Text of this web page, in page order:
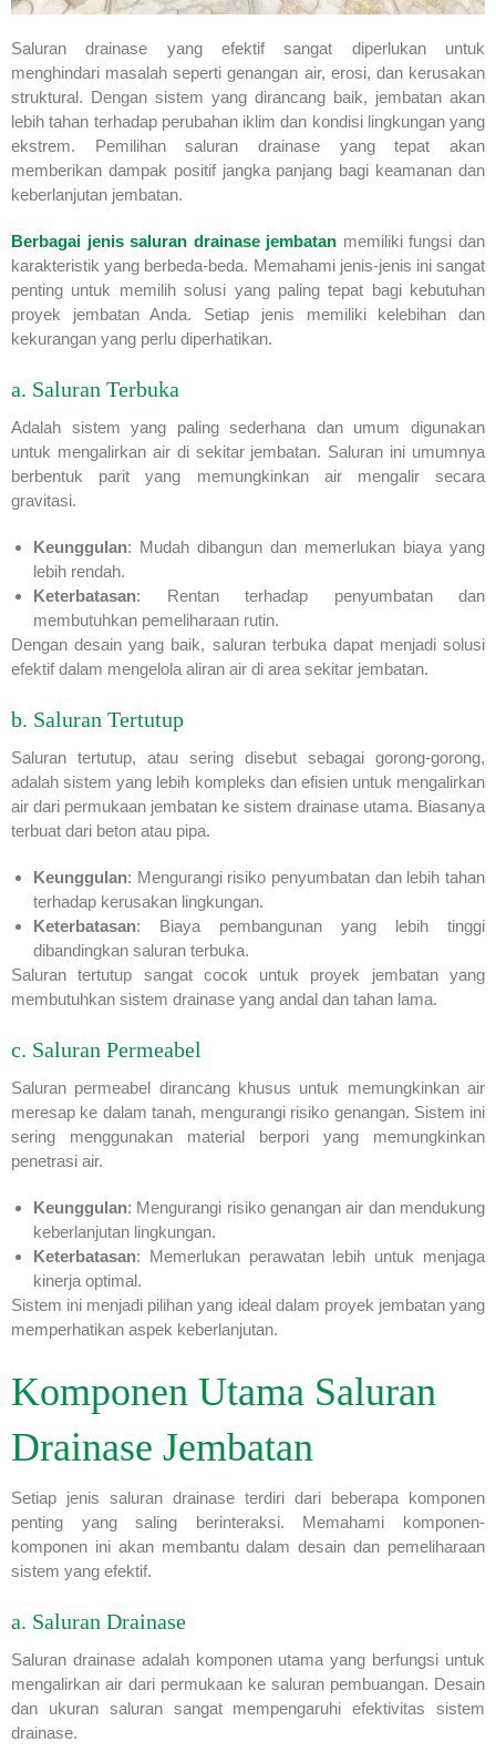
Saluran drainase yang efektif sangat diperlukan untuk
menghindari masalah seperti genangan air, erosi, dan kerusakan
struktural. Dengan sistem yang dirancang baik, jembatan akan
lebih tahan terhadap perubahan iklim dan kondisi lingkungan yang
ekstrem. Pemilihan saluran drainase yang tepat akan
memberikan dampak positif jangka panjang bagi keamanan dan
keberlanjutan jembatan.
Berbagai jenis saluran drainase jembatan memiliki fungsi dan
karakteristik yang berbeda-beda. Memahami jenis-jenis ini sangat
penting untuk memilih solusi yang paling tepat bagi kebutuhan
proyek jembatan Anda. Setiap jenis memiliki kelebihan dan
kekurangan yang perlu diperhatikan.
a. Saluran Terbuka
Adalah sistem yang paling sederhana dan umum digunakan
untuk mengalirkan air di sekitar jembatan. Saluran ini umumnya
berbentuk parit yang memungkinkan air mengalir secara
gravitasi.
Keunggulan: Mudah dibangun dan memerlukan biaya yang
lebih rendah.
Keterbatasan: Rentan terhadap penyumbatan dan
membutuhkan pemeliharaan rutin.
Dengan desain yang baik, saluran terbuka dapat menjadi solusi
efektif dalam mengelola aliran air di area sekitar jembatan.
b. Saluran Tertutup
Saluran tertutup, atau sering disebut sebagai gorong-gorong,
adalah sistem yang lebih kompleks dan efisien untuk mengalirkan
air dari permukaan jembatan ke sistem drainase utama. Biasanya
terbuat dari beton atau pipa.
Keunggulan: Mengurangi risiko penyumbatan dan lebih tahan
terhadap kerusakan lingkungan.
Keterbatasan: Biaya pembangunan yang lebih tinggi
dibandingkan saluran terbuka.
Saluran tertutup sangat cocok untuk proyek jembatan yang
membutuhkan sistem drainase yang andal dan tahan lama.
c. Saluran Permeabel
Saluran permeabel dirancang khusus untuk memungkinkan air
meresap ke dalam tanah, mengurangi risiko genangan. Sistem ini
sering menggunakan material berpori yang memungkinkan
penetrasi air.
Keunggulan: Mengurangi risiko genangan air dan mendukung
keberlanjutan lingkungan.
Keterbatasan: Memerlukan perawatan lebih untuk menjaga
kinerja optimal.
Sistem ini menjadi pilihan yang ideal dalam proyek jembatan yang
memperhatikan aspek keberlanjutan.
Komponen Utama Saluran
Drainase Jembatan
Setiap jenis saluran drainase terdiri dari beberapa komponen
penting yang saling berinteraksi. Memahami komponen-
komponen ini akan membantu dalam desain dan pemeliharaan
sistem yang efektif.
a. Saluran Drainase
Saluran drainase adalah komponen utama yang berfungsi untuk
mengalirkan air dari permukaan ke saluran pembuangan. Desain
dan ukuran saluran sangat mempengaruhi efektivitas sistem
drainase.